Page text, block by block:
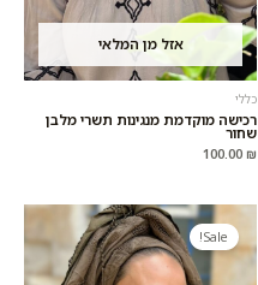
אזל מן המלאי
כללי
רכישה מוקדמת מנגינות תשרי מלבן
שחור
100.00 ₪
Sale!
המחיר
המקורי
היה:
110.00 ₪.
המחיר
הנוכחי
הוא:
60.00 ₪.